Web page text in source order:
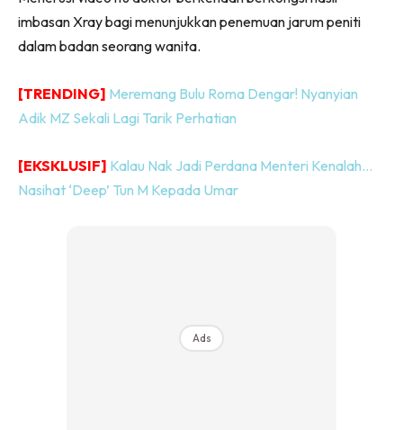
imbasan Xray bagi menunjukkan penemuan jarum peniti
dalam badan seorang wanita.
[TRENDING] Meremang Bulu Roma Dengar! Nyanyian
Adik MZ Sekali Lagi Tarik Perhatian
[EKSKLUSIF] Kalau Nak Jadi Perdana Menteri Kenalah…
Nasihat ‘Deep’ Tun M Kepada Umar
Ads